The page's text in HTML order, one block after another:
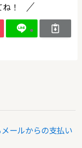
！
ールからの支払い